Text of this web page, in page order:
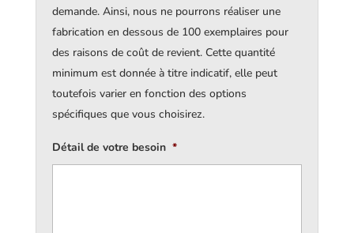
demande. Ainsi, nous ne pourrons réaliser une
fabrication en dessous de 100 exemplaires pour
des raisons de coût de revient. Cette quantité
minimum est donnée à titre indicatif, elle peut
toutefois varier en fonction des options
spécifiques que vous choisirez.
Détail de votre besoin *